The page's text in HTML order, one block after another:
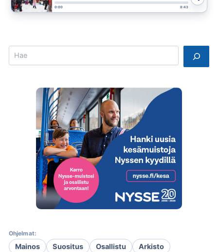
0:00 8:43
Ohjelmat:
Mainos Suositus Osallistu Arkisto